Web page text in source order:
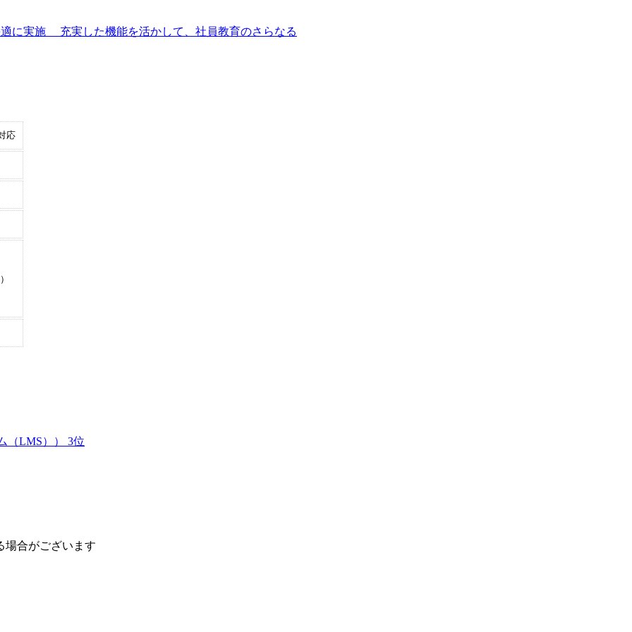
に実施 充実した機能を活かして、社員教育のさらなる
応
（LMS）） 3位
場合がございます